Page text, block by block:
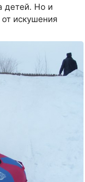
детей. Но и
искушения